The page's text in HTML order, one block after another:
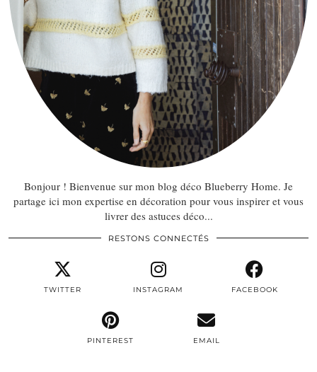
Bonjour ! Bienvenue sur mon blog déco Blueberry Home. Je
partage ici mon expertise en décoration pour vous inspirer et vous
livrer des astuces déco...
RESTONS CONNECTÉS
TWITTER INSTAGRAM FACEBOOK
PINTEREST EMAIL